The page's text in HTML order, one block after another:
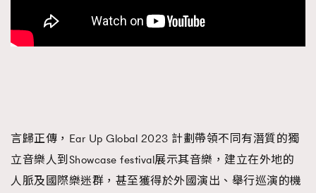
言歸正傳，Ear Up Global 2023 計劃帶領不同有潛質的獨
立音樂人到Showcase festival展示其音樂，建立在外地的
人脈及國際樂迷群，甚至獲得於外國演出、舉行巡演的機